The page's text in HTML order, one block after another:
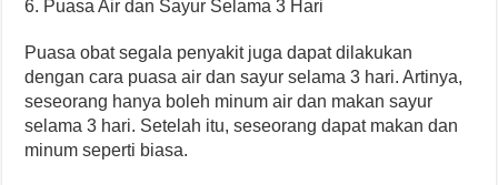
6. Puasa Air dan Sayur Selama 3 Hari
Puasa obat segala penyakit juga dapat dilakukan
dengan cara puasa air dan sayur selama 3 hari. Artinya,
seseorang hanya boleh minum air dan makan sayur
selama 3 hari. Setelah itu, seseorang dapat makan dan
minum seperti biasa.